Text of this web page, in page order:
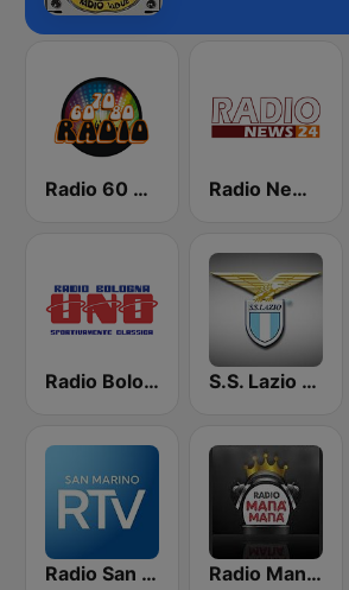
Radio 60 70 80 Radio News 24
Radio Bologna Uno S.S. Lazio Style Radio
Radio San Marino Radio Manà Manà